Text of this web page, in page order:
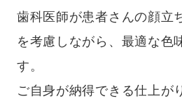
歯科医師が患者さんの顔立
を考慮しながら、最適な色
す。
ご自身が納得できる仕上が